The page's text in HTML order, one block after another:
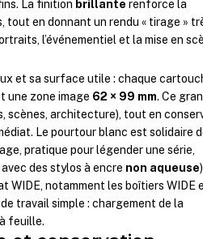
La finition brillante renforce la
tout en donnant un rendu « tirage »
l’événementiel et la mise en
et sa surface utile : chaque
une zone image 62 × 99 mm. Ce
scènes, architecture), tout en
Le pourtour blanc est solidaire
pratique pour légender une série,
des stylos à encre non aqueuse
WIDE, notamment les boîtiers WIDE
travail simple : chargement de la
feuille.